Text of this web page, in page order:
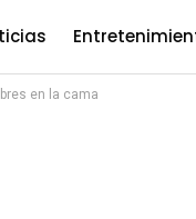
en la cama